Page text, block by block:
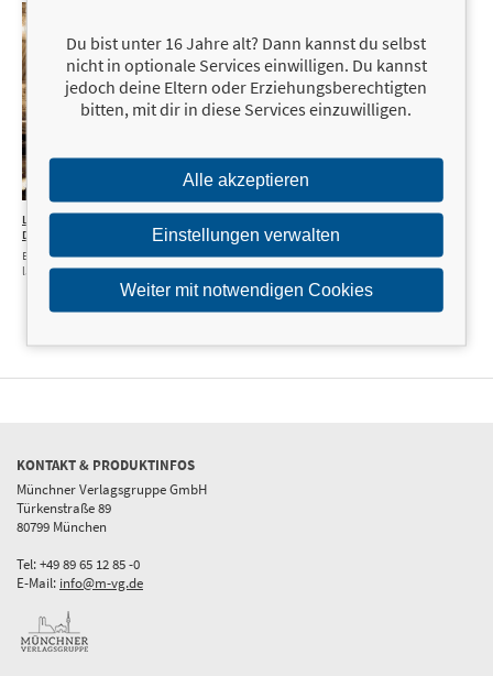
14,99 €
Lost Places in
Deutschland
Ein merkwürdiges Bilderbuch
längst vergessener Orte
19,99 €
Hoëckers
Entdeckungen
Ein merkwürdiges Bilderbuch
längst vergessener Orte
KONTAKT & PRODUKTINFOS
Münchner Verlagsgruppe GmbH
Türkenstraße 89
80799 München
Tel: +49 89 65 12 85 -0
E-Mail: info@m-vg.de
Du bist unter 16 Jahre alt? Dann kannst du selbst
nicht in optionale Services einwilligen. Du kannst
jedoch deine Eltern oder Erziehungsberechtigten
bitten, mit dir in diese Services einzuwilligen.
Alle akzeptieren
Einstellungen verwalten
Weiter mit notwendigen Cookies